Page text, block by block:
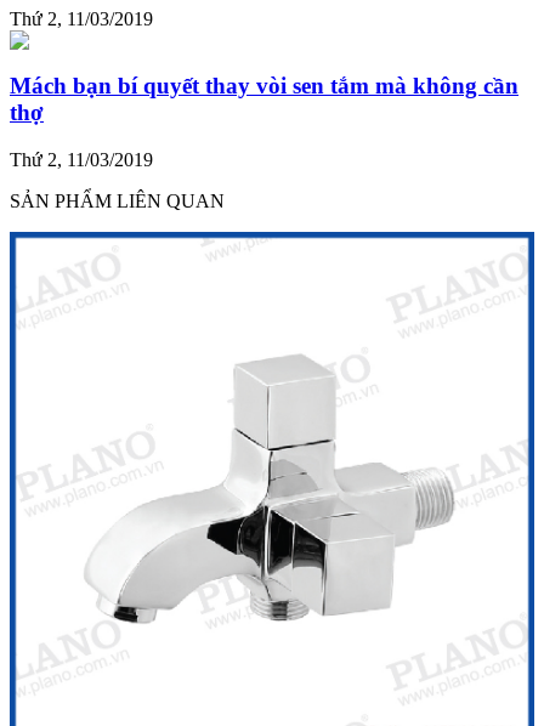
Thứ 2, 11/03/2019
Mách bạn bí quyết thay vòi sen tắm mà không cần
thợ
Thứ 2, 11/03/2019
SẢN PHẨM LIÊN QUAN